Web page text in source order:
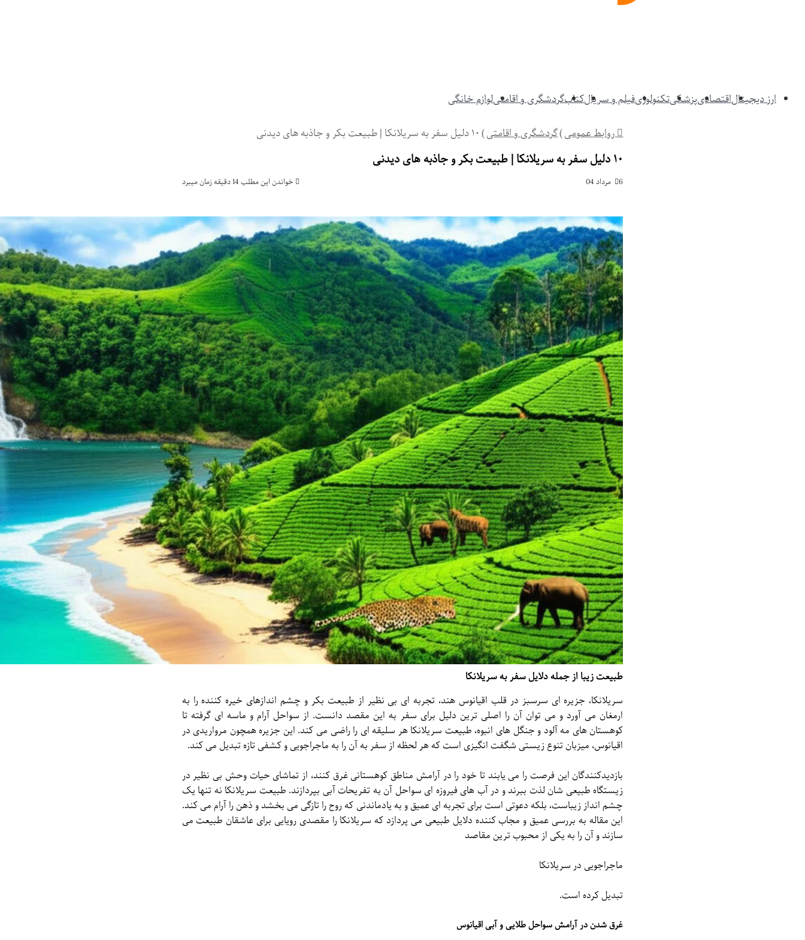
ارز دیجیتالاقتصادیپزشکیتکنولوژیفیلم و سریالکتابگردشگری و اقامتیلوازم خانگی
روابط عمومی)گردشگری و اقامتی)۱۰ دلیل سفر به سریلانکا | طبیعت بکر و جاذبه های دیدنی
۱۰ دلیل سفر به سریلانکا | طبیعت بکر و جاذبه های دیدنی
6 مرداد 04 خواندن این مطلب 14 دقیقه زمان میبرد
طبیعت زیبا از جمله دلایل سفر به سریلانکا
سریلانکا، جزیره ای سرسبز در قلب اقیانوس هند، تجربه ای بی نظیر از طبیعت بکر و چشم اندازهای خیره کننده را به
ارمغان می آورد و می توان آن را اصلی ترین دلیل برای سفر به این مقصد دانست. از سواحل آرام و ماسه ای گرفته تا
کوهستان های مه آلود و جنگل های انبوه، طبیعت سریلانکا هر سلیقه ای را راضی می کند. این جزیره همچون مرواریدی در
اقیانوس، میزبان تنوع زیستی شگفت انگیزی است که هر لحظه از سفر به آن را به ماجراجویی و کشفی تازه تبدیل می کند.
بازدیدکنندگان این فرصت را می یابند تا خود را در آرامش مناطق کوهستانی غرق کنند، از تماشای حیات وحش بی نظیر در
زیستگاه طبیعی شان لذت ببرند و در آب های فیروزه ای سواحل آن به تفریحات آبی بپردازند. طبیعت سریلانکا نه تنها یک
چشم انداز زیباست، بلکه دعوتی است برای تجربه ای عمیق و به یادماندنی که روح را تازگی می بخشد و ذهن را آرام می کند.
این مقاله به بررسی عمیق و مجاب کننده دلایل طبیعی می پردازد که سریلانکا را مقصدی رویایی برای عاشقان طبیعت می
سازند و آن را به یکی از محبوب ترین مقاصد
ماجراجویی در سریلانکا
تبدیل کرده است.
غرق شدن در آرامش سواحل طلایی و آبی اقیانوس